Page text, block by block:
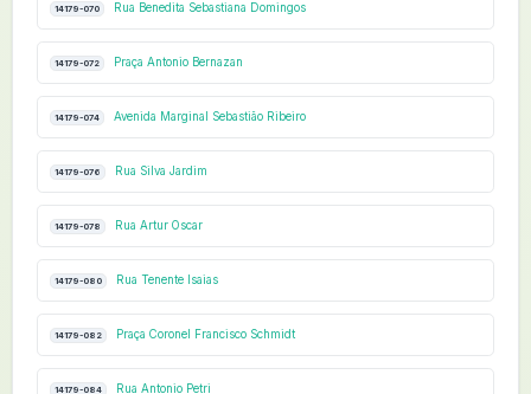
14179-070 Rua Benedita Sebastiana Domingos
14179-072 Praça Antonio Bernazan
14179-074 Avenida Marginal Sebastião Ribeiro
14179-076 Rua Silva Jardim
14179-078 Rua Artur Oscar
14179-080 Rua Tenente Isaias
14179-082 Praça Coronel Francisco Schmidt
14179-084 Rua Antonio Petri